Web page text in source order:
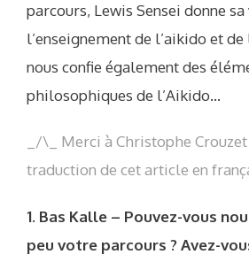
parcours, Lewis Sensei donne
l’enseignement de l’aikido et de
nous confie également des
philosophiques de l’Aikido…
_/\_ Merci à Christophe
traduction de cet article en
1. Bas Kalle – Pouvez-vous
peu votre parcours ? Avez-